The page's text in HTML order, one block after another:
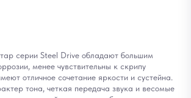
серии Steel Drive обладают большим
менее чувствительны к скрипу
отличное сочетание яркости и сустейна.
тона, четкая передача звука и весомые